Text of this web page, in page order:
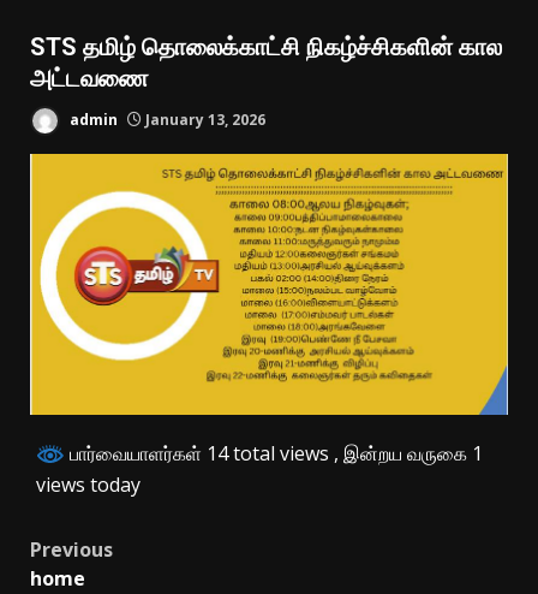
STS தமிழ் தொலைக்காட்சி நிகழ்ச்சிகளின் கால
அட்டவணை
admin January 13, 2026
பார்வையாளர்கள் 14 total views , இன்றய வருகை 1
views today
Post
Previous
home